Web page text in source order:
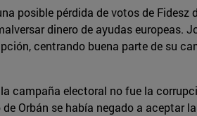
posible pérdida de votos de
dinero de ayudas
centrando buena parte de su
campaña electoral no fue la
Orbán se había negado a aceptar